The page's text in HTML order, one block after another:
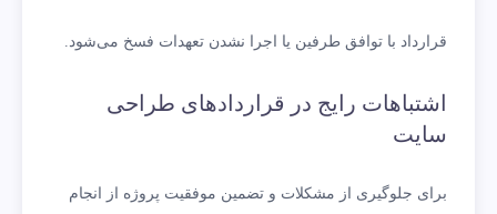
قرارداد با توافق طرفین یا اجرا نشدن تعهدات فسخ می‌شود.
اشتباهات رایج در قراردادهای طراحی
سایت
برای جلوگیری از مشکلات و تضمین موفقیت پروژه از انجام